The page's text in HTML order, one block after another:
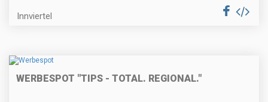
Innviertel
WERBESPOT "TIPS - TOTAL. REGIONAL."